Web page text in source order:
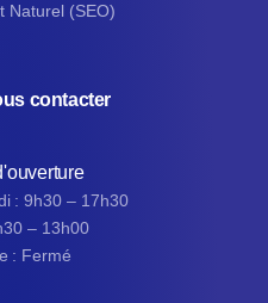
Naturel (SEO)
contacter
: 9h30 – 17h30
– 13h00
: Fermé